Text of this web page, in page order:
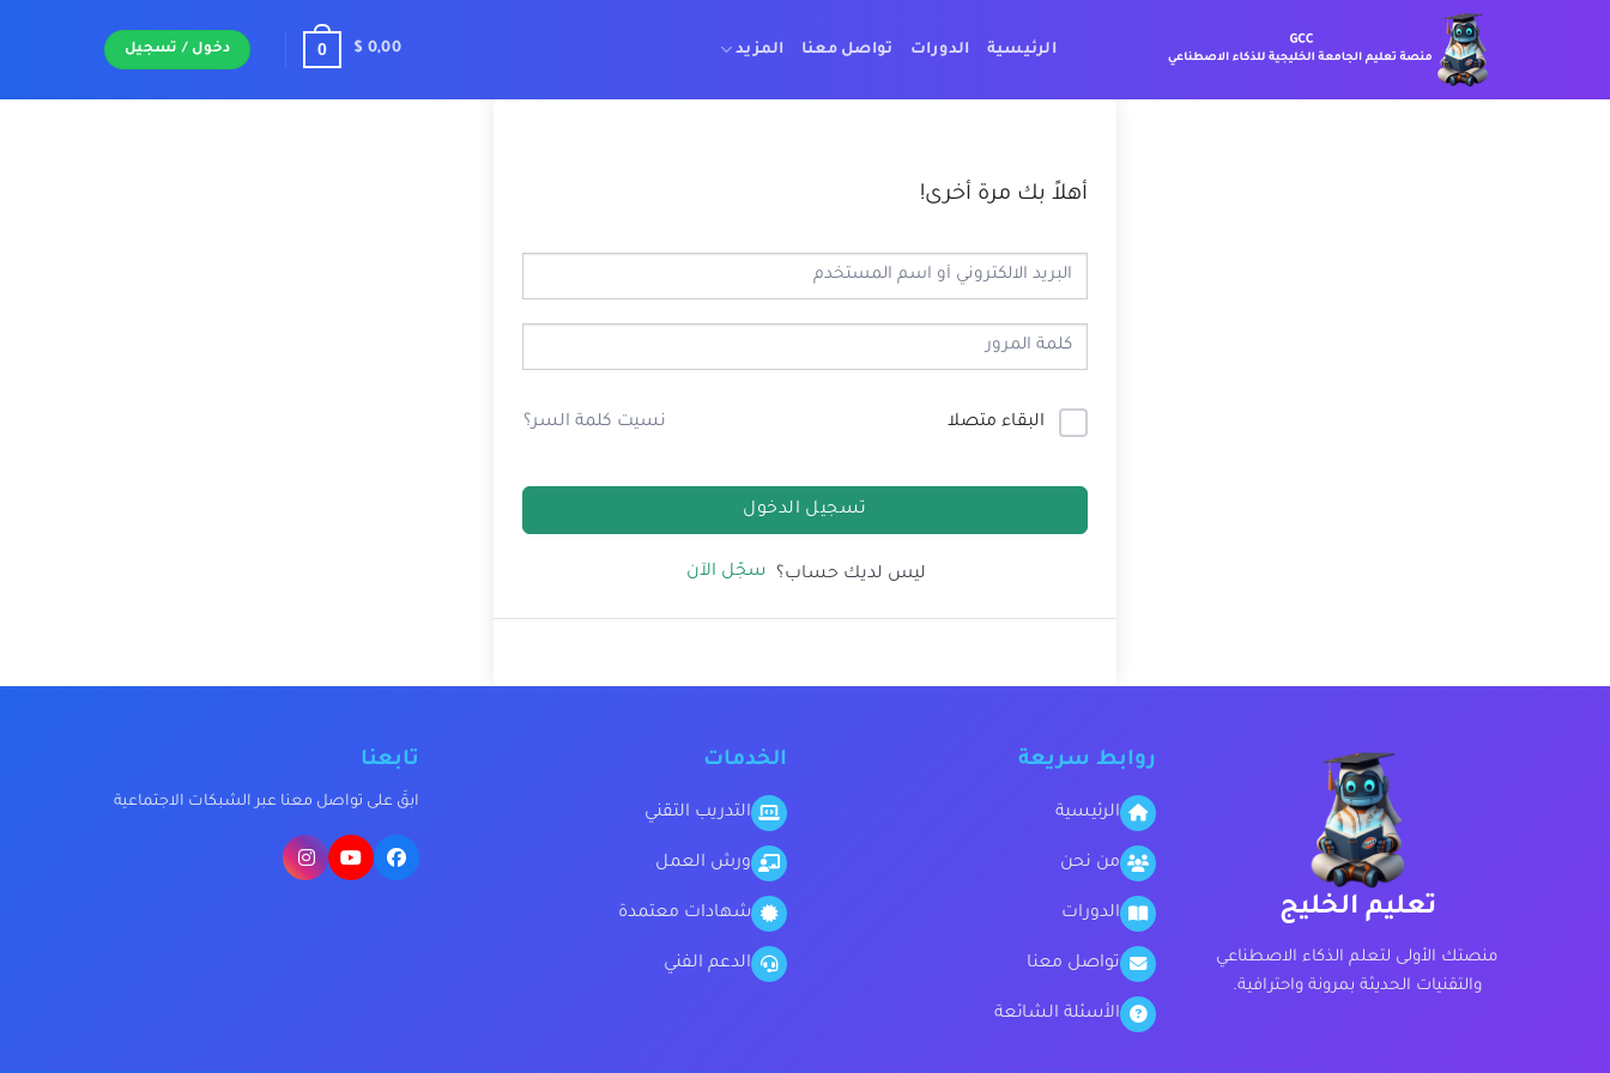
الرئيسية الدورات تواصل معنا المزيد $ 0,00
0 دخول / تسجيل
أهلاً بك مرة أخرى!
البقاء متصلا نسيت كلمة السر؟
تسجيل الدخول
ليس لديك حساب؟ سجّل الآن
تعليم الخليج
منصتك الأولى لتعلم الذكاء الاصطناعي
والتقنيات الحديثة بمرونة واحترافية.
روابط سريعة
الرئيسية
من نحن
الدورات
تواصل معنا
الأسئلة الشائعة
الخدمات
التدريب التقني
ورش العمل
شهادات معتمدة
الدعم الفني
تابعنا
ابقَ على تواصل معنا عبر الشبكات الاجتماعية